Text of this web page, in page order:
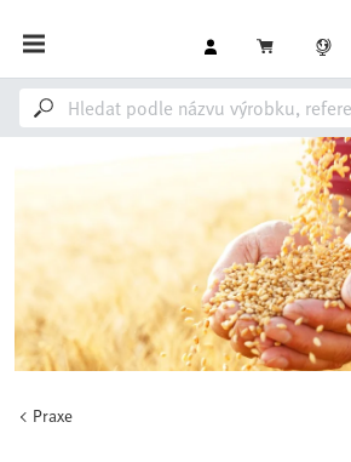
Praxe